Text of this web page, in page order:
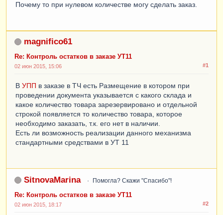
Почему то при нулевом количестве могу сделать заказ.
magnifico61
Re: Контроль остатков в заказе УТ11
#1
02 июн 2015, 15:06
В УПП в заказе в ТЧ есть Размещение в котором при
проведении документа указывается с какого склада и
какое количество товара зарезервировано и отдельной
строкой появляется то количество товара, которое
необходимо заказать, т.к. его нет в наличии.
Есть ли возможность реализации данного механизма
стандартными средствами в УТ 11
SitnovaMarina Помогла? Скажи "Спасибо"!
Re: Контроль остатков в заказе УТ11
#2
02 июн 2015, 18:17